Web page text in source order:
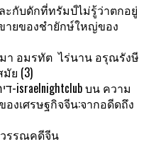
ะกับดักที่ทรัมป์ไม่รู้ว่าตกอยู่
ายของชำยักษ์ใหญ่ของ
า อมรทัต ไร่นาน อรุณรังษี
ย (3)
דירות דיסקרטיות בבאר שבע-israelnightclubบน ความ
งเศรษฐกิจจีน:จากอดีดถึง
วรรณคดีจีน